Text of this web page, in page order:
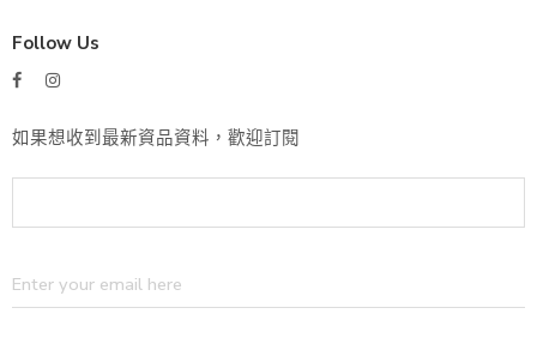
Follow Us
如果想收到最新資品資料，歡迎訂閱